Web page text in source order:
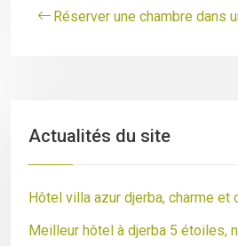
Réserver une chambre dans
Actualités du site
Hôtel villa azur djerba, charme et
Meilleur hôtel à djerba 5 étoiles,